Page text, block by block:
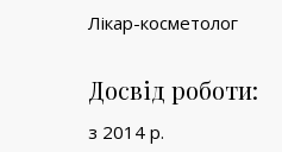
Лікар-косметолог
Досвід роботи:
з 2014 р.